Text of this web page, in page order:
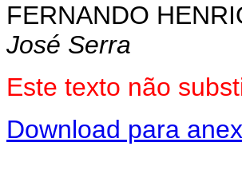
FERNANDO
José Serra
Este texto não
Download para